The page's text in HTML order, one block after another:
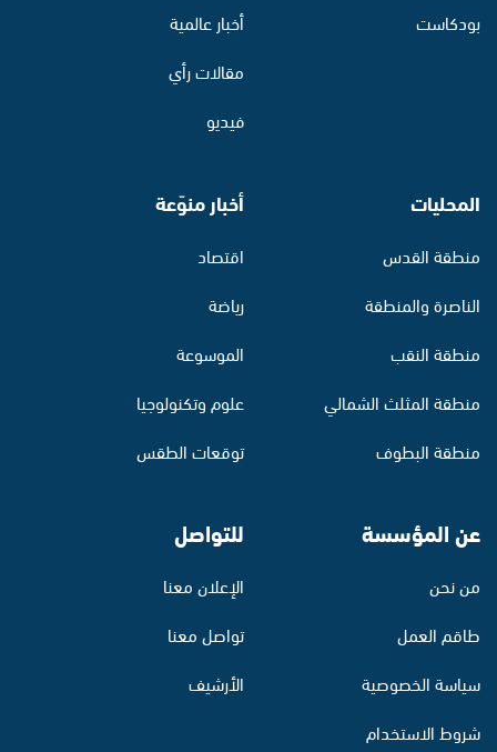
بودكاست
أخبار عالمية
مقالات رأي
فيديو
المحليات
منطقة القدس
الناصرة والمنطقة
منطقة النقب
منطقة المثلث الشمالي
منطقة البطوف
أخبار منوّعة
اقتصاد
رياضة
الموسوعة
علوم وتكنولوجيا
توقعات الطقس
عن المؤسسة
من نحن
طاقم العمل
سياسة الخصوصية
شروط الاستخدام
للتواصل
الإعلان معنا
تواصل معنا
الأرشيف